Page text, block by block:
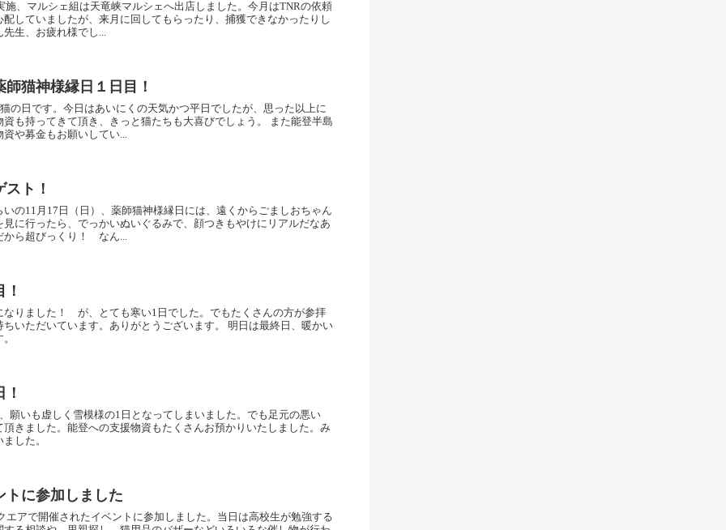
施、マルシェ組は天竜峡マルシェへ出店しました。今月はTNRの依頼
していましたが、来月に回してもらったり、捕獲できなかったりし
生、お疲れ様でし...
猫神様縁日１日目！
の日です。今日はあいにくの天気かつ平日でしたが、思った以上に
も持ってきて頂き、きっと猫たちも大喜びでしょう。 また能登半島
や募金もお願いしてい...
ト！
の11月17日（日）、薬師猫神様縁日には、遠くからごましおちゃん
に行ったら、でっかいぬいぐるみで、顔つきもやけにリアルだなあ
から超びっくり！ なん...
なりました！ が、とても寒い1日でした。でもたくさんの方が参拝
いただいています。ありがとうございます。 明日は最終日、暖かい
願いも虚しく雪模様の1日となってしまいました。でも足元の悪い
きました。能登への支援物資もたくさんお預かりいたしました。み
した。
トに参加しました
エアで開催されたイベントに参加しました。当日は高校生が勉強する